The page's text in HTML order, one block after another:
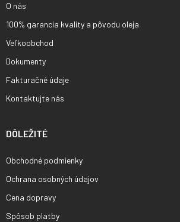
O nás
100% garancia kvality a pôvodu oleja
Veľkoobchod
Dokumenty
Fakturačné údaje
Kontaktujte nás
DÔLEŽITÉ
Obchodné podmienky
Ochrana osobných údajov
Cena dopravy
Spôsob platby